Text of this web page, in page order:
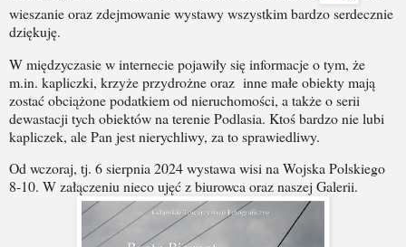
wieszanie oraz zdejmowanie wystawy wszystkim bardzo serdecznie
dziękuję.
W międzyczasie w internecie pojawiły się informacje o tym, że
m.in. kapliczki, krzyże przydrożne oraz inne małe obiekty mają
zostać obciążone podatkiem od nieruchomości, a także o serii
dewastacji tych obiektów na terenie Podlasia. Ktoś bardzo nie lubi
kapliczek, ale Pan jest nierychliwy, za to sprawiedliwy.
Od wczoraj, tj. 6 sierpnia 2024 wystawa wisi naWojska Polskiego
8-10. W załączeniu nieco ujęć z biurowca oraz naszej Galerii.